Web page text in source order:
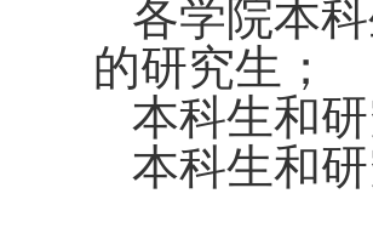
各学院本
的研究生；
本科生和
本科生和